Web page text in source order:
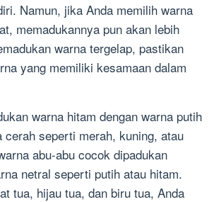
Namun, jika Anda memilih warna
memadukannya pun akan lebih
warna tergelap, pastikan
yang memiliki kesamaan dalam
warna hitam dengan warna putih
cerah seperti merah, kuning, atau
abu-abu cocok dipadukan
netral seperti putih atau hitam.
tua, hijau tua, dan biru tua, Anda